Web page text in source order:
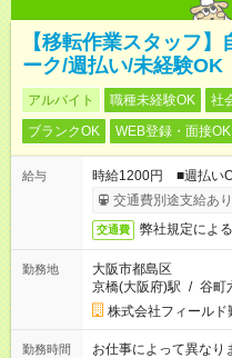
【移転作業スタッフ
ーク/週払い/未経験OK
アルバイト 職種未経験OK 社
ブランクOK
WEB登録・面接OK
給与
時給1200円 ■週払い
交通費別途支給あり
交通費 弊社規定によ
勤務地
大阪市都島区
京橋(大阪府)駅 / 谷町
株式会社フィールド
勤務時間
お仕事によって異なり